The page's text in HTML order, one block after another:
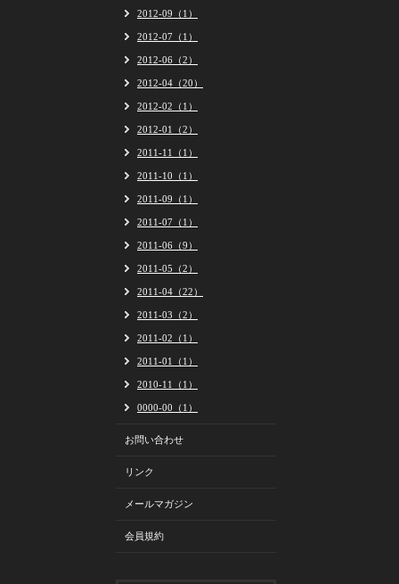
2012-09（1）
2012-07（1）
2012-06（2）
2012-04（20）
2012-02（1）
2012-01（2）
2011-11（1）
2011-10（1）
2011-09（1）
2011-07（1）
2011-06（9）
2011-05（2）
2011-04（22）
2011-03（2）
2011-02（1）
2011-01（1）
2010-11（1）
0000-00（1）
お問い合わせ
リンク
メールマガジン
会員規約